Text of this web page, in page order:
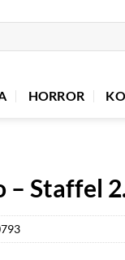
HORROR
– Staffel